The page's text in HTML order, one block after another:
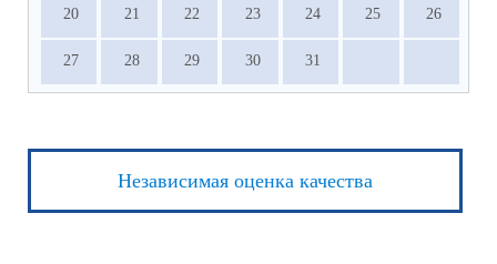
20 21 22 23 24 25 26
27 28 29 30 31
Независимая оценка качества